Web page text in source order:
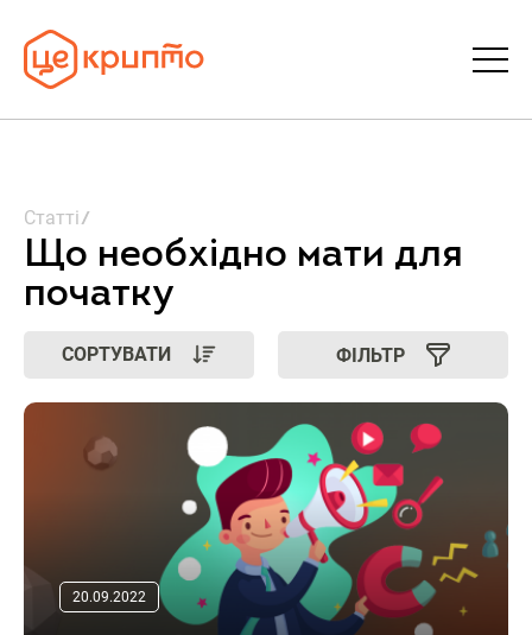
Про ЦеКрипто
Увійти | Реєстрація
Статті
Що необхідно мати для
початку
СОРТУВАТИ ФІЛЬТР
20.09.2022